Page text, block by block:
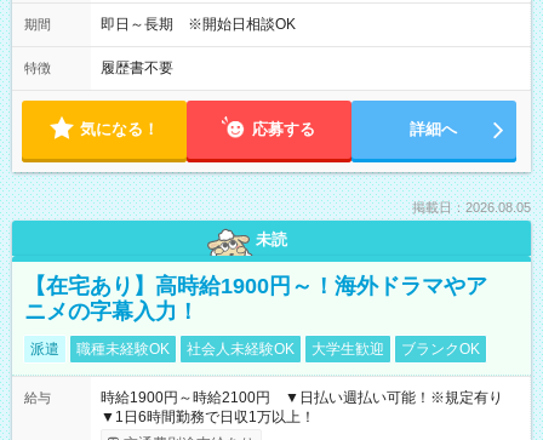
期間 即日～長期 ※開始日相談OK
特徴 履歴書不要
気になる！ 応募する 詳細へ
掲載日：2026.08.05
未読
【在宅あり】高時給1900円～！海外ドラマやア
ニメの字幕入力！
派遣 職種未経験OK 社会人未経験OK 大学生歓迎 ブランクOK
給与
時給1900円～時給2100円 ▼日払い週払い可能！※規定有り
▼1日6時間勤務で日収1万以上！